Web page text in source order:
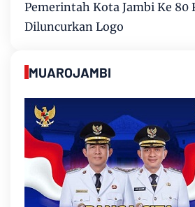
Pemerintah Kota Jambi Ke 80
Diluncurkan Logo
MUAROJAMBI